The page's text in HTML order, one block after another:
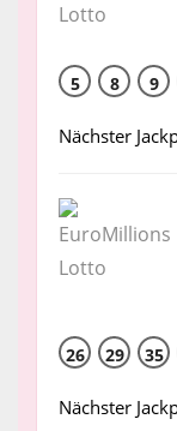
5 8 9
Nächster
26 29 35
Nächster